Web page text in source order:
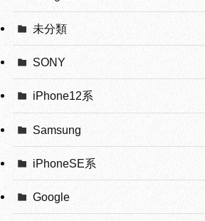
未分類
SONY
iPhone12系
Samsung
iPhoneSE系
Google